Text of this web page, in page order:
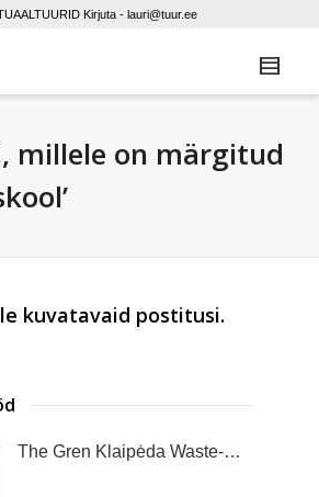
Kirjuta - lauri@tuur.ee
millele on märgitud
kuvatavaid postitusi.
The Gren Klaipėda Waste-to-Energy Plant